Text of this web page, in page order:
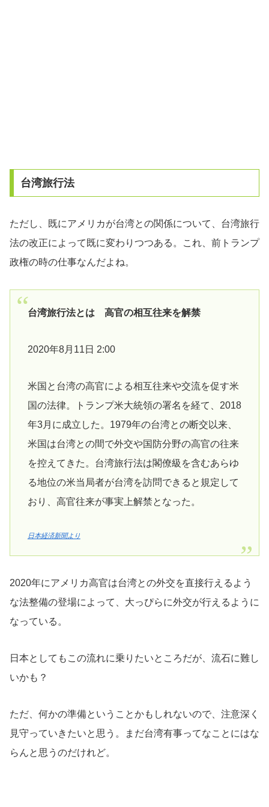
台湾旅行法
ただし、既にアメリカが台湾との関係について、台湾旅行
法の改正によって既に変わりつつある。これ、前トランプ
政権の時の仕事なんだよね。
台湾旅行法とは 高官の相互往来を解禁
2020年8月11日 2:00
米国と台湾の高官による相互往来や交流を促す米
国の法律。トランプ米大統領の署名を経て、2018
年3月に成立した。1979年の台湾との断交以来、
米国は台湾との間で外交や国防分野の高官の往来
を控えてきた。台湾旅行法は閣僚級を含むあらゆ
る地位の米当局者が台湾を訪問できると規定して
おり、高官往来が事実上解禁となった。
日本経済新聞より
2020年にアメリカ高官は台湾との外交を直接行えるよう
な法整備の登場によって、大っぴらに外交が行えるように
なっている。
日本としてもこの流れに乗りたいところだが、流石に難し
いかも？
ただ、何かの準備ということかもしれないので、注意深く
見守っていきたいと思う。まだ台湾有事ってなことにはな
らんと思うのだけれど。